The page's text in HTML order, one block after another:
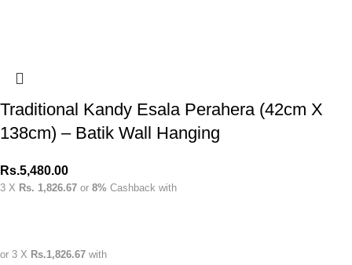
Traditional Kandy Esala Perahera (42cm X
138cm) – Batik Wall Hanging
Rs.5,480.00
3 X Rs. 1,826.67 or 8% Cashback with
or 3 X Rs.1,826.67 with